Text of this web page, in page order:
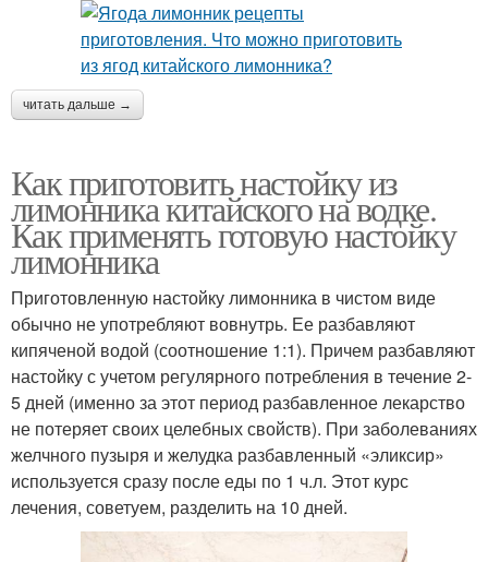
читать дальше →
Как приготовить настойку из
лимонника китайского на водке.
Как применять готовую настойку
лимонника
Приготовленную настойку лимонника в чистом виде
обычно не употребляют вовнутрь. Ее разбавляют
кипяченой водой (соотношение 1:1). Причем разбавляют
настойку с учетом регулярного потребления в течение 2-
5 дней (именно за этот период разбавленное лекарство
не потеряет своих целебных свойств). При заболеваниях
желчного пузыря и желудка разбавленный «эликсир»
используется сразу после еды по 1 ч.л. Этот курс
лечения, советуем, разделить на 10 дней.